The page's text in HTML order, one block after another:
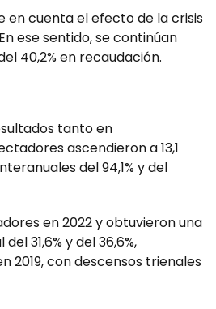
en cuenta el efecto de la crisis
ese sentido, se continúan
40,2% en recaudación.
tanto en
ascendieron a 13,1
del 94,1% y del
en 2022 y obtuvieron una
31,6% y del 36,6%,
2019, con descensos trienales